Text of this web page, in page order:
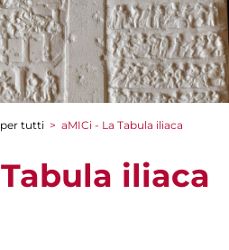
tutti > aMICi - La Tabula iliaca
iliaca